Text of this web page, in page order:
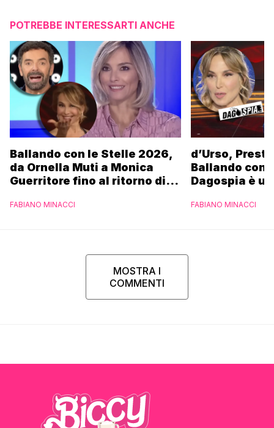
POTREBBE INTERESSARTI ANCHE
Ballando con le Stelle 2026,
da Ornella Muti a Monica
Guerritore fino al ritorno di
l’esclusiva di Gabriele
FABIANO MINACCI
d’Urso,
Ballando con
Dagospia è
FABIANO MINACCI
MOSTRA I
COMMENTI